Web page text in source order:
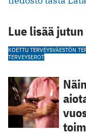
Lue lisää
KOETTU TERVEYSVÄESTÖN
TERVEYSEROT